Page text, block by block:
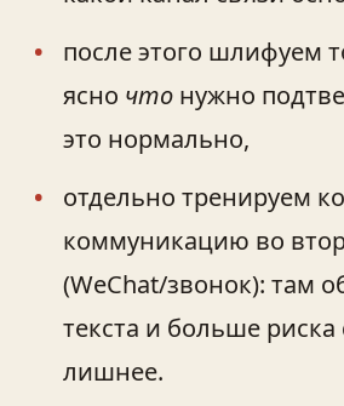
после этого шлифуем
ясно что нужно
это нормально,
отдельно тренируем
коммуникацию во
(WeChat/звонок): там
текста и больше риска
лишнее.